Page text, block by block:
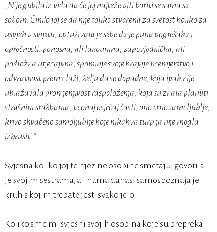
„Nije gubila iz vida da će joj najteže biti boriti se sama sa
sobom. Činilo joj se da nije toliko stvorena za svetost koliko za
uspjeh u svijetu; optuživala je sebe da je puna pogrešaka i
oprečnosti: ponosna, ali lakoumna; zapovjednička, ali
podložna utjecajima; spominje svoje krajnje licemjerstvo i
odvratnost prema laži, želju da se dopadne, koja ipak nije
ublažavala promjenjivost raspoloženja, koja su znala planuti
strašnim srdžbama, te onaj osjećaj časti, ono crno samoljublje,
krivo shvaćeno samoljublje koje nikakva turpija nije mogla
izbrusiti.“
Svjesna koliko joj te njezine osobine smetaju, govorila
je svojim sestrama, a i nama danas: samospoznaja je
kruh s kojim trebate jesti svako jelo.
Koliko smo mi svjesni svojih osobina koje su prepreka